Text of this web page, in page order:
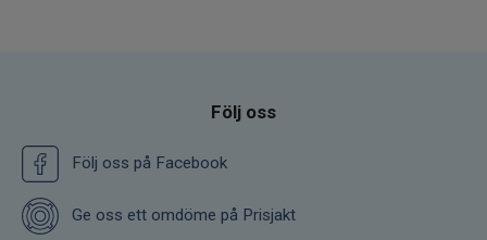
Följ oss
Följ oss på Facebook
Ge oss ett omdöme på Prisjakt